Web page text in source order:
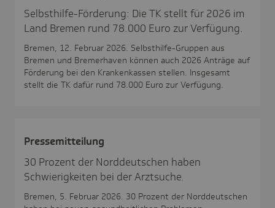
Selbsthilfe-Förderung: Die TK stellt für 2026 im
Land Bremen rund 78.000 Euro zur Verfügung.
Bremen, 12. Februar 2026. Selbsthilfe-Gruppen aus
Bremen und Bremerhaven können auch 2026 Anträge auf
Förderung bei den Krankenkassen stellen. Insgesamt
stellt die TK dafür rund 78.000 Euro zur Verfügung.
Pres­se­mit­tei­lung
30 Prozent der Norddeutschen haben
Schwierigkeiten bei der Arztsuche.
Bremen, 5. Februar 2026. 30 Prozent der Norddeutschen